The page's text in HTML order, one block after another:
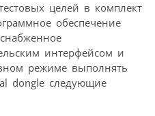
целей в комплект
обеспечение
интерфейсом и
режиме выполнять
dongle следующие